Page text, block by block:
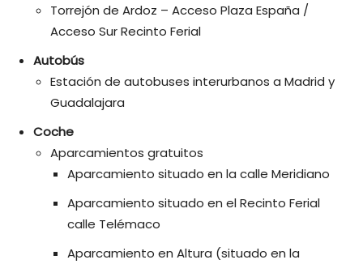
Torrejón de Ardoz – Acceso Plaza España /
Acceso Sur Recinto Ferial
Autobús
Estación de autobuses interurbanos a Madrid y
Guadalajara
Coche
Aparcamientos gratuitos
Aparcamiento situado en la calle Meridiano
Aparcamiento situado en el Recinto Ferial
calle Telémaco
Aparcamiento en Altura (situado en la